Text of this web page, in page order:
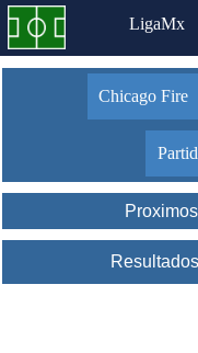
LigaMx
Chicago Fire